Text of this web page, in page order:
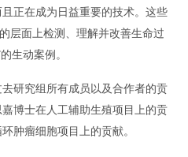
且正在成为日益重要的技术。这些
层面上检测、理解并改善生命过
生动案例。
研究组所有成员以及合作者的贡
博士在人工辅助生殖项目上的贡
肿瘤细胞项目上的贡献。